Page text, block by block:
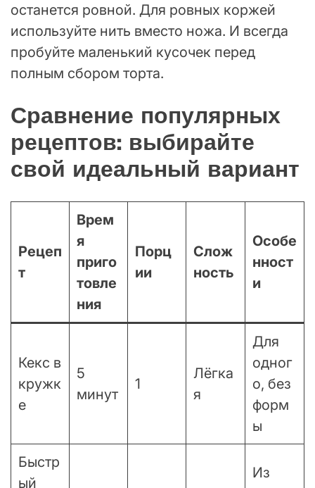
останется ровной. Для ровных коржей
используйте нить вместо ножа. И всегда
пробуйте маленький кусочек перед
полным сбором торта.
Сравнение популярных
рецептов: выбирайте
свой идеальный вариант
Рецеп
т
Врем
я
приго
товле
ния
Порц
ии
Слож
ность
Особе
нност
и
Кекс в
кружк
е
5
минут
1
Лёгка
я
Для
одног
о, без
форм
ы
Быстр
ый
Из